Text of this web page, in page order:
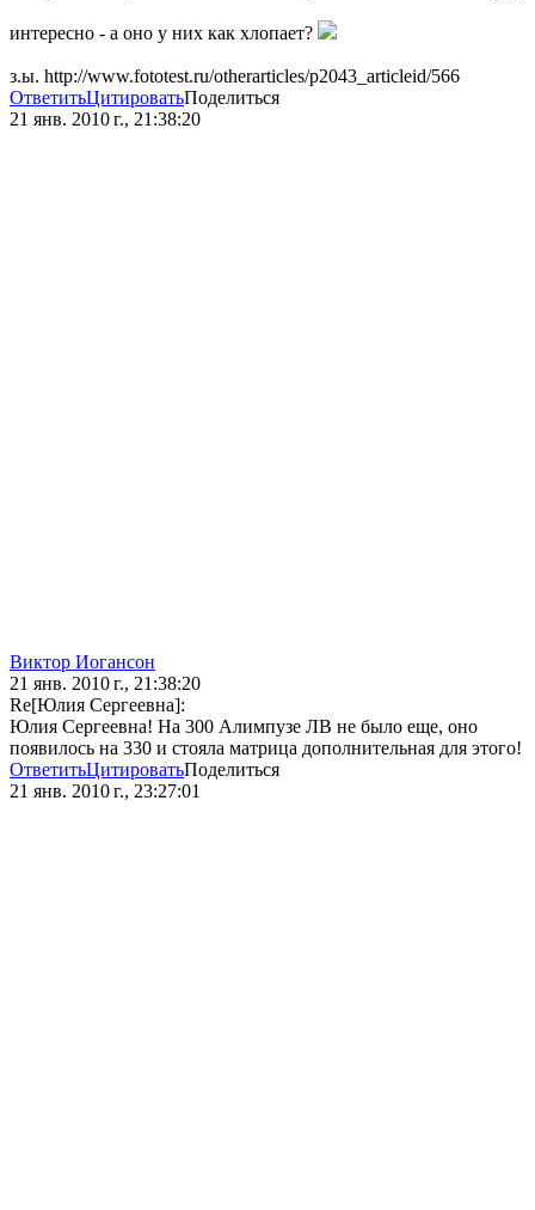
интересно - а оно у них как хлопает?
з.ы. http://www.fototest.ru/otherarticles/p2043_articleid/566
ОтветитьЦитироватьПоделиться
21 янв. 2010 г., 21:38:20
Виктор Иогансон
21 янв. 2010 г., 21:38:20
Re[Юлия Сергеевна]:
Юлия Сергеевна! На 300 Алимпузе ЛВ не было еще, оно
появилось на 330 и стояла матрица дополнительная для этого!
ОтветитьЦитироватьПоделиться
21 янв. 2010 г., 23:27:01